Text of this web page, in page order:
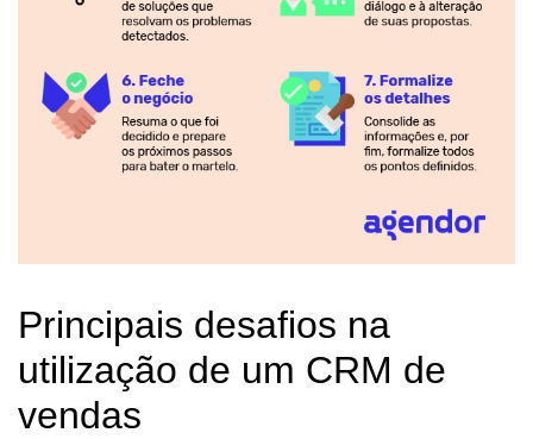
Principais desafios na
utilização de um CRM de
vendas